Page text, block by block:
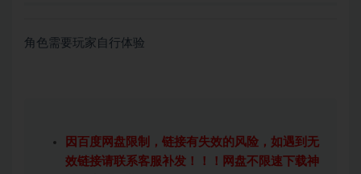
角色需要玩家自行体验
因百度网盘限制，链接有失效的风险，如遇到无
效链接请联系客服补发！！！网盘不限速下载神